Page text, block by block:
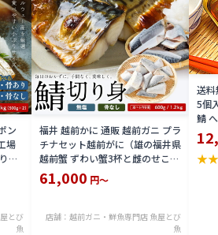
ン
場
身
料
とび
魚
福井 越前かに 通販 越前ガニ プラ
チナセット越前がに（雄の福井県
越前蟹 ずわい蟹3杯と雌のせこか
に 8杯(せいこ 蟹)のセット）福井
越前ガニ 活 を茹で上げ 送料込 価
ニ 限定 楽天 通販 価格 特価 販売
61,000 円～
店舗：越前ガニ・鮮魚専門店 魚屋とび
魚
送料
5個
鯖
オ
オ
オス
★